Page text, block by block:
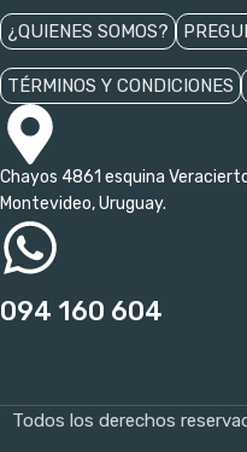
¿QUIENES SOMOS?
TÉRMINOS Y CONDICIONES
Chayos 4861 esquina
Montevideo, Uruguay.
094 160 604
Todos los derechos